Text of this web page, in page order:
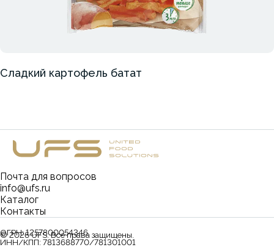
Сладкий картофель батат
Каталог
Контакты
Почта для вопросов
info@ufs.ru
©2026UFS. Все права защищены.
ОГРН:1257800054346
ИНН/КПП: 7813688770/781301001